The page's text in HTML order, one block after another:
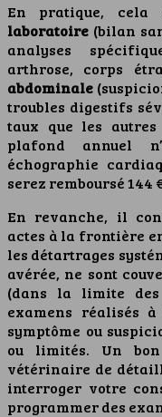
En pratique,
laboratoire (bilan
analyses
arthrose, corps
abdominale
troubles digestifs
taux que les
plafond annuel
échographie
serez remboursé 144
En revanche, il
actes à la frontière
les détartrages
avérée, ne sont
(dans la limite des
examens réalisés
symptôme ou
ou limités. Un
vétérinaire de
interroger votre
programmer des